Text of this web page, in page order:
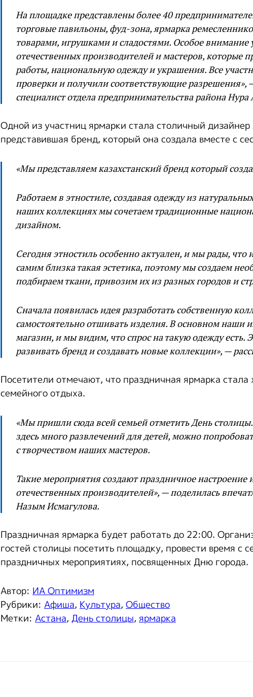
На площадке представлены более 40
торговые павильоны, фуд-зона, ярмарка
товарами, игрушками и сладостями. Особое внимание
отечественных производителей и мастеров, которые
работы, национальную одежду и украшения. Все
проверки и получили соответствующие разрешения»,
специалист отдела предпринимательства района
Одной из участниц ярмарки стала столичный
представившая бренд, который она создала вместе с
«Мы представляем казахстанский бренд который
Работаем в этностиле, создавая одежду из
наших коллекциях мы сочетаем традиционные
дизайном.
Сегодня этностиль особенно актуален, и мы рады, что
самим близка такая эстетика, поэтому мы создаем
подбираем ткани, привозим их из разных городов и
Сначала появилась идея разработать собственную
самостоятельно отшивать изделия. В основном наши
магазин, и мы видим, что спрос на такую одежду есть.
развивать бренд и создавать новые коллекции», —
Посетители отмечают, что праздничная ярмарка
семейного отдыха.
«Мы пришли сюда всей семьей отметить День
здесь много развлечений для детей, можно
с творчеством наших мастеров.
Такие мероприятия создают праздничное настроение
отечественных производителей», — поделилась
Назым Исмагулова.
Праздничная ярмарка будет работать до 22:00.
гостей столицы посетить площадку, провести время с
праздничных мероприятиях, посвященных Дню города.
Автор: ИА Оптимизм
Рубрики: Афиша, Культура, Общество
Метки: Астана, День столицы, ярмарка